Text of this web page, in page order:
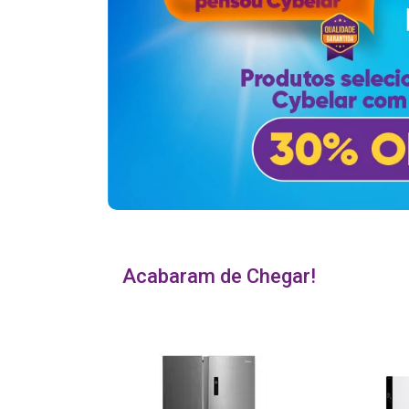
Acabaram de Chegar!